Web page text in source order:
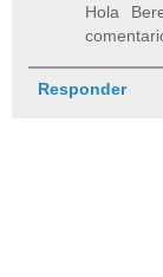
Hola
Responder